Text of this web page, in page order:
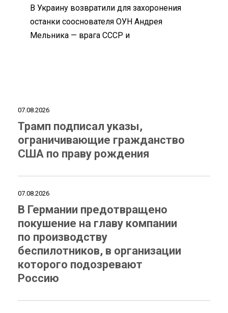
В Украину возвратили для захоронения
останки сооснователя ОУН Андрея
Мельника — врага СССР и
07.08.2026
Трамп подписал указы,
ограничивающие гражданство
США по праву рождения
07.08.2026
В Германии предотвращено
покушение на главу компании
по производству
беспилотников, в организации
которого подозревают
Россию